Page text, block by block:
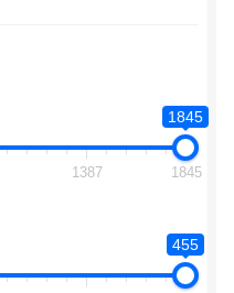
1845
1387 1845
455